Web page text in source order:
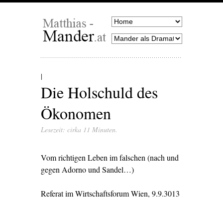
Die Holschuld des
Ökonomen
Lesezeit: cirka 11 Minuten.
Vom richtigen Leben im falschen (nach und
gegen Adorno und Sandel…)
Referat im Wirtschaftsforum Wien, 9.9.3013